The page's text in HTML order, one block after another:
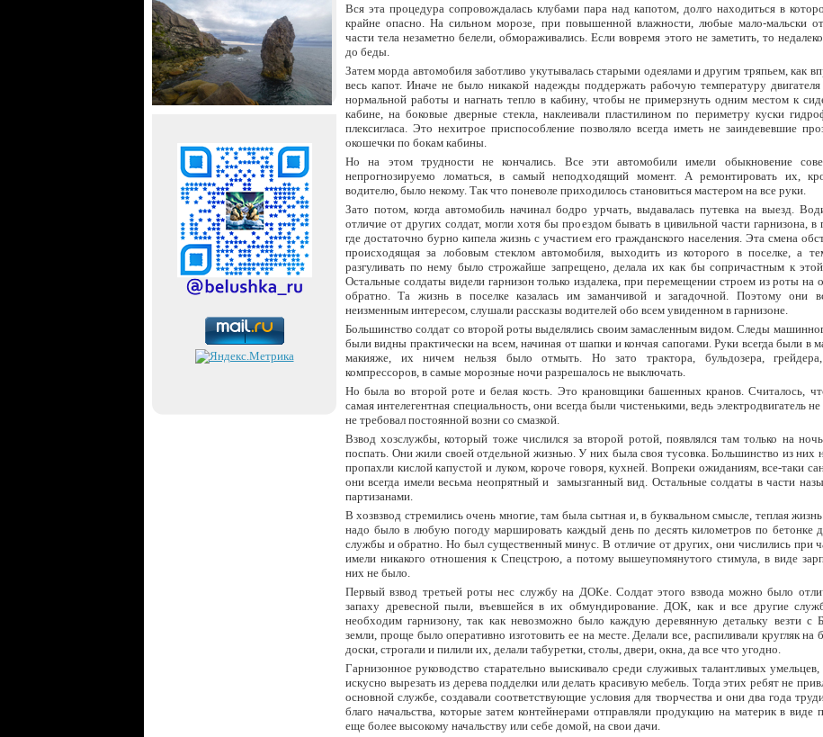
Вся эта процедура сопровождалась клубами пара над капотом, долго находиться в
крайне опасно. На сильном морозе, при повышенной влажности, любые мало-мальски
части тела незаметно белели, обмораживались. Если вовремя этого не заметить, то
до беды.
Затем морда автомобиля заботливо укутывалась старыми одеялами и другим тряпьем, как
весь капот. Иначе не было никакой надежды поддержать рабочую температуру двигателя
нормальной работы и нагнать тепло в кабину, чтобы не примерзнуть одним местом к
кабине, на боковые дверные стекла, наклеивали пластилином по периметру куски
плексигласа. Это нехитрое приспособление позволяло всегда иметь не заиндевевшие
окошечки по бокам кабины.
Но на этом трудности не кончались. Все эти автомобили имели обыкновение
непрогнозируемо ломаться, в самый неподходящий момент. А ремонтировать их,
водителю, было некому. Так что поневоле приходилось становиться мастером на все руки.
Зато потом, когда автомобиль начинал бодро урчать, выдавалась путевка на выезд.
отличие от других солдат, могли хотя бы проездом бывать в цивильной части гарнизона, в
где достаточно бурно кипела жизнь с участием его гражданского населения. Эта смена
происходящая за лобовым стеклом автомобиля, выходить из которого в поселке, а
разгуливать по нему было строжайше запрещено, делала их как бы сопричастным к
Остальные солдаты видели гарнизон только издалека, при перемещении строем из роты на
обратно. Та жизнь в поселке казалась им заманчивой и загадочной. Поэтому они
неизменным интересом, слушали рассказы водителей обо всем увиденном в гарнизоне.
Большинство солдат со второй роты выделялись своим замасленным видом. Следы
были видны практически на всем, начиная от шапки и кончая сапогами. Руки всегда были в
макияже, их ничем нельзя было отмыть. Но зато трактора, бульдозера,
компрессоров, в самые морозные ночи разрешалось не выключать.
Но была во второй роте и белая кость. Это крановщики башенных кранов. Считалось,
самая интелегентная специальность, они всегда были чистенькими, ведь электродвигатель
не требовал постоянной возни со смазкой.
Взвод хозслужбы, который тоже числился за второй ротой, появлялся там только на
поспать. Они жили своей отдельной жизнью. У них была своя тусовка. Большинство из них
пропахли кислой капустой и луком, короче говоря, кухней. Вопреки ожиданиям, все-таки
они всегда имели весьма неопрятный и замызганный вид. Остальные солдаты в части
партизанами.
В хозвзвод стремились очень многие, там была сытная и, в буквальном смысле, теплая
надо было в любую погоду маршировать каждый день по десять километров по бетонке
службы и обратно. Но был существенный минус. В отличие от других, они числились при
имели никакого отношения к Спецстрою, а потому вышеупомянутого стимула, в виде
них не было.
Первый взвод третьей роты нес службу на ДОКе. Солдат этого взвода можно было
запаху древесной пыли, въевшейся в их обмундирование. ДОК, как и все другие
необходим гарнизону, так как невозможно было каждую деревянную детальку везти с
земли, проще было оперативно изготовить ее на месте. Делали все, распиливали кругляк на
доски, строгали и пилили их, делали табуретки, столы, двери, окна, да все что угодно.
Гарнизонное руководство старательно выискивало среди служивых талантливых
искусно вырезать из дерева подделки или делать красивую мебель. Тогда этих ребят не
основной службе, создавали соответствующие условия для творчества и они два года
благо начальства, которые затем контейнерами отправляли продукцию на материк в виде
еще более высокому начальству или себе домой, на свои дачи.